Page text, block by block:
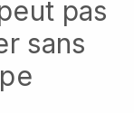
pas
sans